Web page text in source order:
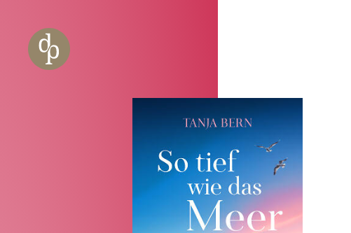
Zur Navigation springen
Zur Website-Suche springen